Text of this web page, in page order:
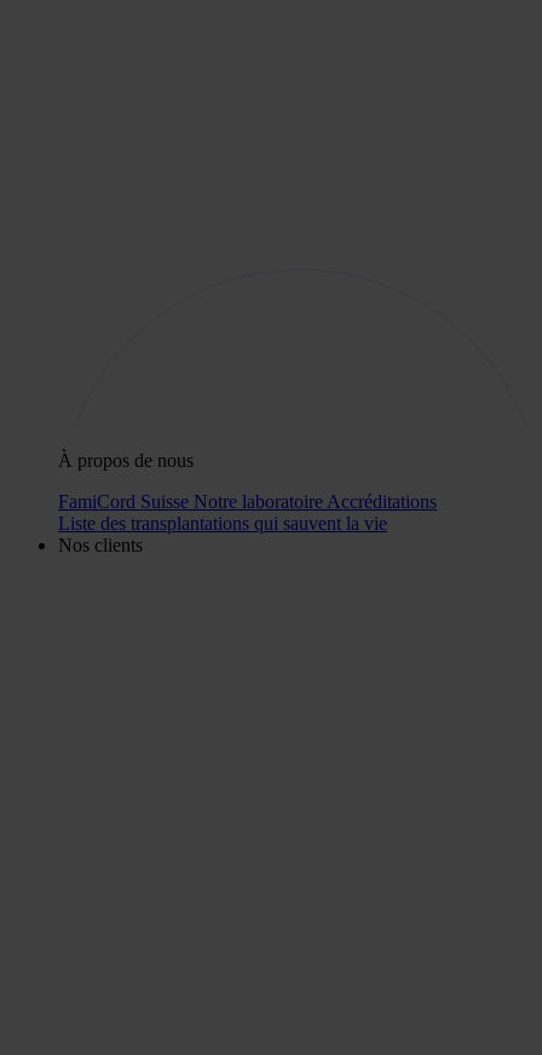
À propos de nous
FamiCord Suisse Notre laboratoire Accréditations
Liste des transplantations qui sauvent la vie
Nos clients